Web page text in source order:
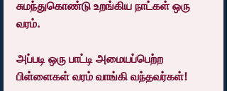
சுமந்துகொண்டு உறங்கிய நாட்கள் ஒரு
வரம்.
அப்படி ஒரு பாட்டி அமையப்பெற்ற
பிள்ளைகள் வரம் வாங்கி வந்தவர்கள்!